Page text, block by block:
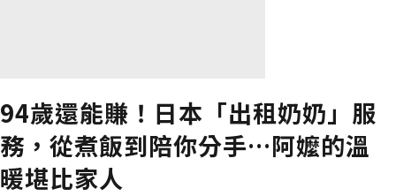
94歲還能賺！日本「出租奶奶」服
務，從煮飯到陪你分手…阿嬤的溫
暖堪比家人